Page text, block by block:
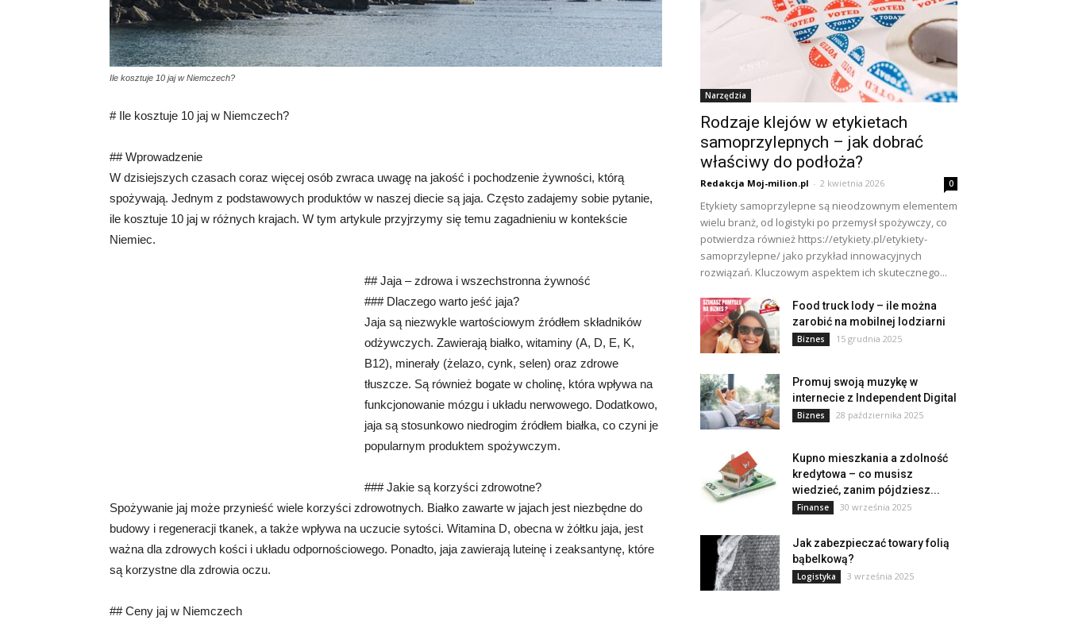
Ile kosztuje 10 jaj w Niemczech?
# Ile kosztuje 10 jaj w Niemczech?
## Wprowadzenie
W dzisiejszych czasach coraz więcej osób zwraca uwagę na jakość i pochodzenie żywności, którą
spożywają. Jednym z podstawowych produktów w naszej diecie są jaja. Często zadajemy sobie pytanie,
ile kosztuje 10 jaj w różnych krajach. W tym artykule przyjrzymy się temu zagadnieniu w kontekście
Niemiec.
## Jaja – zdrowa i wszechstronna żywność
### Dlaczego warto jeść jaja?
Jaja są niezwykle wartościowym źródłem składników
odżywczych. Zawierają białko, witaminy (A, D, E, K,
B12), minerały (żelazo, cynk, selen) oraz zdrowe
tłuszcze. Są również bogate w cholinę, która wpływa na
funkcjonowanie mózgu i układu nerwowego. Dodatkowo,
jaja są stosunkowo niedrogim źródłem białka, co czyni je
popularnym produktem spożywczym.
### Jakie są korzyści zdrowotne?
Spożywanie jaj może przynieść wiele korzyści zdrowotnych. Białko zawarte w jajach jest niezbędne do
budowy i regeneracji tkanek, a także wpływa na uczucie sytości. Witamina D, obecna w żółtku jaja, jest
ważna dla zdrowych kości i układu odpornościowego. Ponadto, jaja zawierają luteinę i zeaksantynę, które
są korzystne dla zdrowia oczu.
## Ceny jaj w Niemczech
Narzędzia
Rodzaje klejów w etykietach
samoprzylepnych – jak dobrać
właściwy do podłoża?
Redakcja Moj-milion.pl - 2 kwietnia 2026 0
Etykiety samoprzylepne są nieodzownym elementem
wielu branż, od logistyki po przemysł spożywczy, co
potwierdza również https://etykiety.pl/etykiety-
samoprzylepne/ jako przykład innowacyjnych
rozwiązań. Kluczowym aspektem ich skutecznego...
Food truck lody – ile można
zarobić na mobilnej lodziarni
Biznes 15 grudnia 2025
Promuj swoją muzykę w
internecie z Independent Digital
Biznes 28 października 2025
Kupno mieszkania a zdolność
kredytowa – co musisz
wiedzieć, zanim pójdziesz...
Finanse 30 września 2025
Jak zabezpieczać towary folią
bąbelkową?
Logistyka 3 września 2025